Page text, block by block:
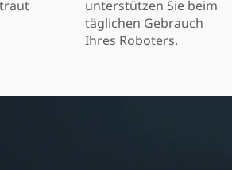
unterstützen Sie beim
täglichen Gebrauch
Ihres Roboters.